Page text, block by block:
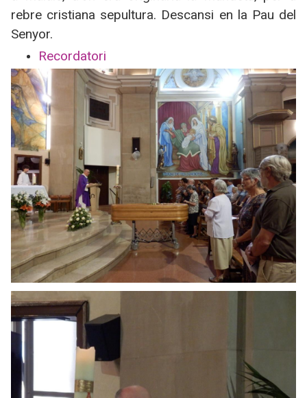
rebre cristiana sepultura. Descansi en la Pau del
Senyor.
Recordatori